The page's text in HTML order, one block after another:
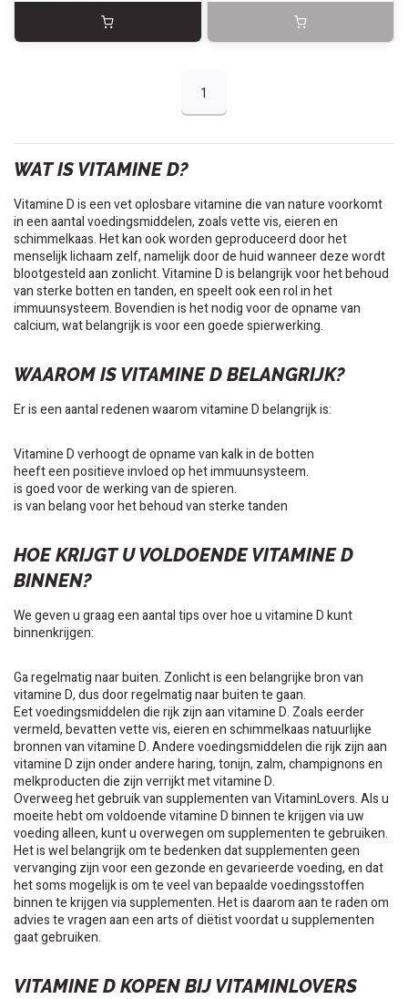
1
WAT IS VITAMINE D?
Vitamine D is een vet oplosbare vitamine die van nature voorkomt
in een aantal voedingsmiddelen, zoals vette vis, eieren en
schimmelkaas. Het kan ook worden geproduceerd door het
menselijk lichaam zelf, namelijk door de huid wanneer deze wordt
blootgesteld aan zonlicht. Vitamine D is belangrijk voor het behoud
van sterke botten en tanden, en speelt ook een rol in het
immuunsysteem. Bovendien is het nodig voor de opname van
calcium, wat belangrijk is voor een goede spierwerking.
WAAROM IS VITAMINE D BELANGRIJK?
Er is een aantal redenen waarom vitamine D belangrijk is:
Vitamine D verhoogt de opname van kalk in de botten
heeft een positieve invloed op het immuunsysteem.
is goed voor de werking van de spieren.
is van belang voor het behoud van sterke tanden
HOE KRIJGT U VOLDOENDE VITAMINE D
BINNEN?
We geven u graag een aantal tips over hoe u vitamine D kunt
binnenkrijgen:
Ga regelmatig naar buiten. Zonlicht is een belangrijke bron van
vitamine D, dus door regelmatig naar buiten te gaan.
Eet voedingsmiddelen die rijk zijn aan vitamine D. Zoals eerder
vermeld, bevatten vette vis, eieren en schimmelkaas natuurlijke
bronnen van vitamine D. Andere voedingsmiddelen die rijk zijn aan
vitamine D zijn onder andere haring, tonijn, zalm, champignons en
melkproducten die zijn verrijkt met vitamine D.
Overweeg het gebruik van supplementen van VitaminLovers. Als u
moeite hebt om voldoende vitamine D binnen te krijgen via uw
voeding alleen, kunt u overwegen om supplementen te gebruiken.
Het is wel belangrijk om te bedenken dat supplementen geen
vervanging zijn voor een gezonde en gevarieerde voeding, en dat
het soms mogelijk is om te veel van bepaalde voedingsstoffen
binnen te krijgen via supplementen. Het is daarom aan te raden om
advies te vragen aan een arts of diëtist voordat u supplementen
gaat gebruiken.
VITAMINE D KOPEN BIJ VITAMINLOVERS